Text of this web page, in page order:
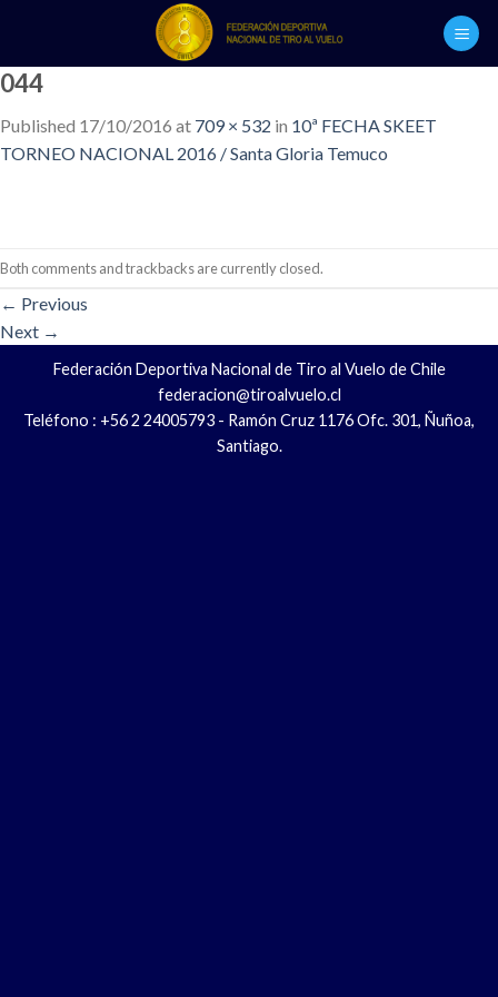
content
044
Published 17/10/2016 at 709 × 532 in 10ª FECHA SKEET
TORNEO NACIONAL 2016 / Santa Gloria Temuco
Both comments and trackbacks are currently closed.
← Previous
Next →
Federación Deportiva Nacional de Tiro al Vuelo de Chile
federacion@tiroalvuelo.cl
Teléfono : +56 2 24005793 - Ramón Cruz 1176 Ofc. 301, Ñuñoa,
Santiago.